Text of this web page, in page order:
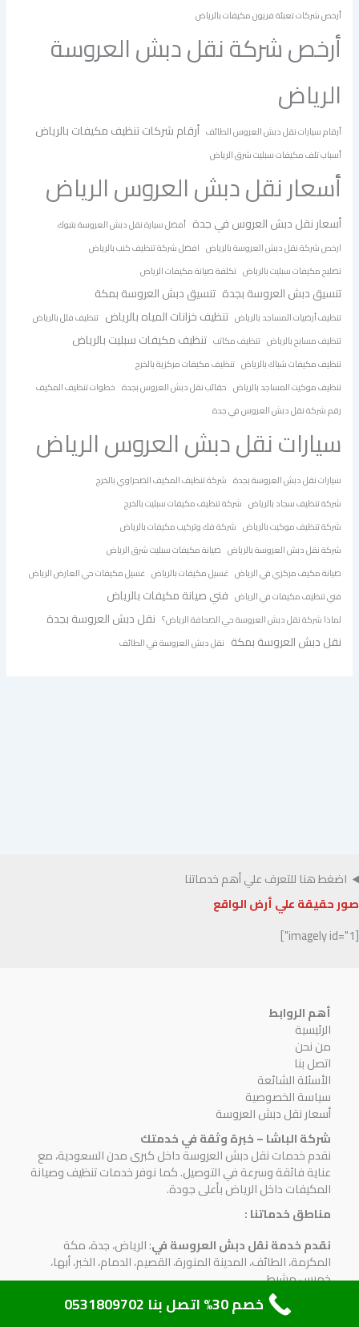
أرخص شركات تعبئة فريون مكيفات بالرياض
أرخص شركة نقل دبش العروسة
الرياض
أرقام سيارات نقل دبش العروس الطائف أرقام شركات تنظيف مكيفات بالرياض
أسباب تلف مكيفات سبليت شرق الرياض
أسعار نقل دبش العروس الرياض
أسعار نقل دبش العروس في جدة أفضل سيارة نقل دبش العروسة بتبوك
ارخص شركة نقل دبش العروسة بالرياض افضل شركة تنظيف كنب بالرياض
تصليح مكيفات سبليت بالرياض تكلفة صيانة مكيفات الرياض
تنسيق دبش العروسة بجدة تنسيق دبش العروسة بمكة
تنظيف أرضيات المساجد بالرياض تنظيف خزانات المياه بالرياض تنظيف فلل بالرياض
تنظيف مسابح بالرياض تنظيف مكاتب تنظيف مكيفات سبليت بالرياض
تنظيف مكيفات شباك بالرياض تنظيف مكيفات مركزية بالخرج
تنظيف موكيت المساجد بالرياض حقائب نقل دبش العروس بجدة خطوات تنظيف المكيف
رقم شركة نقل دبش العروس في جدة
سيارات نقل دبش العروس الرياض
سيارات نقل دبش العروسة بجدة شركة تنظيف المكيف الصحراوي بالخرج
شركة تنظيف سجاد بالرياض شركة تنظيف مكيفات سبليت بالخرج
شركة تنظيف موكيت بالرياض شركة فك وتركيب مكيفات بالرياض
شركة نقل دبش العروسة بالرياض صيانة مكيفات سبليت شرق الرياض
صيانة مكيف مركزي في الرياض غسيل مكيفات بالرياض غسيل مكيفات حي العارض الرياض
فني تنظيف مكيفات في الرياض فني صيانة مكيفات بالرياض
لماذا شركة نقل دبش العروسة حي الصحافة الرياض؟ نقل دبش العروسة بجدة
نقل دبش العروسة بمكة نقل دبش العروسة في الطائف
اضغط هنا للتعرف علي أهم خدماتنا
صور حقيقة علي أرض الواقع
[imagely id="1"]
أهم الروابط
الرئيسية
من نحن
اتصل بنا
الأسئلة الشائعة
سياسة الخصوصية
أسعار نقل دبش العروسة
شركة الباشا – خبرة وثقة في خدمتك
نقدم خدمات نقل دبش العروسة داخل كبرى مدن السعودية، مع
عناية فائقة وسرعة في التوصيل. كما نوفر خدمات تنظيف وصيانة
المكيفات داخل الرياض بأعلى جودة.
مناطق خدماتنا :
نقدم خدمة نقل دبش العروسة في: الرياض، جدة، مكة
المكرمة، الطائف، المدينة المنورة، القصيم، الدمام، الخبر، أبها،
خميس مشيط
جاهزون للرد علي استفساراتكم علي مدار 24 ساعة طوال خصم 30% اتصل بنا 0531809702